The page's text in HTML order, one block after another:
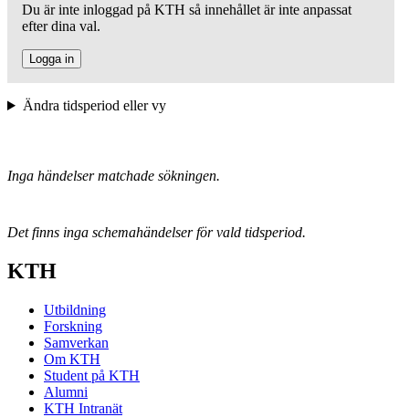
Du är inte inloggad på KTH så innehållet är inte anpassat
efter dina val.
Logga in
Ändra tidsperiod eller vy
Inga händelser matchade sökningen.
Det finns inga schemahändelser för vald tidsperiod.
KTH
Utbildning
Forskning
Samverkan
Om KTH
Student på KTH
Alumni
KTH Intranät